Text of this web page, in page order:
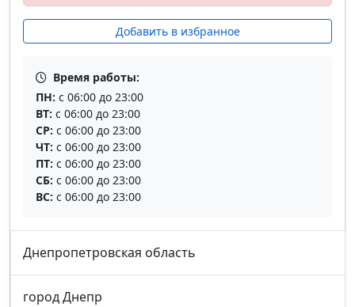
Добавить в избранное
Время работы:
ПН: с 06:00 до 23:00
ВТ: с 06:00 до 23:00
СР: с 06:00 до 23:00
ЧТ: с 06:00 до 23:00
ПТ: с 06:00 до 23:00
СБ: с 06:00 до 23:00
ВС: с 06:00 до 23:00
Днепропетровская область
город Днепр